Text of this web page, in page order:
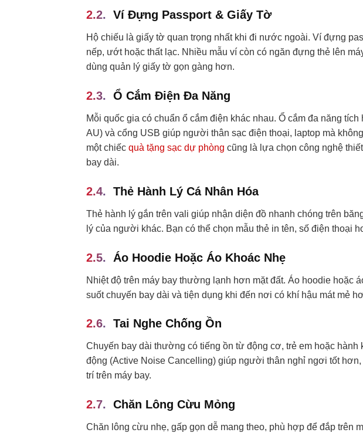
Ví Đựng Passport & Giấy Tờ
Hộ chiếu là giấy tờ quan trọng nhất khi đi nước ngoài. Ví đựng
nếp, ướt hoặc thất lạc. Nhiều mẫu ví còn có ngăn đựng thẻ lên
dùng quản lý giấy tờ gọn gàng hơn.
Ổ Cắm Điện Đa Năng
Mỗi quốc gia có chuẩn ổ cắm điện khác nhau. Ổ cắm đa năng
AU) và cổng USB giúp người thân sạc điện thoại, laptop mà
một chiếc quà tặng sạc dự phòng cũng là lựa chọn công nghệ
bay dài.
Thẻ Hành Lý Cá Nhân Hóa
Thẻ hành lý gắn trên vali giúp nhận diện đồ nhanh chóng trên
lý của người khác. Bạn có thể chọn mẫu thẻ in tên, số điện thoại
Áo Hoodie Hoặc Áo Khoác Nhẹ
Nhiệt độ trên máy bay thường lạnh hơn mặt đất. Áo hoodie hoặc
suốt chuyến bay dài và tiện dụng khi đến nơi có khí hậu mát mẻ
Tai Nghe Chống Ồn
Chuyến bay dài thường có tiếng ồn từ động cơ, trẻ em hoặc hành
động (Active Noise Cancelling) giúp người thân nghỉ ngơi tốt
trí trên máy bay.
Chăn Lông Cừu Mỏng
Chăn lông cừu nhẹ, gấp gọn dễ mang theo, phù hợp để đắp trên